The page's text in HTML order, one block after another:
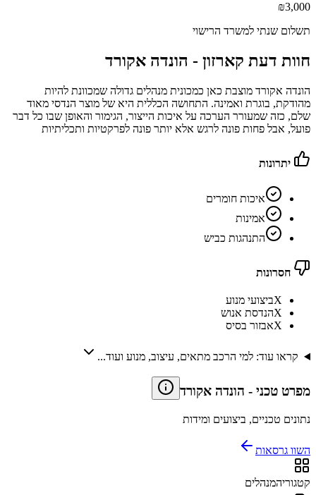
₪3,000
תשלום שנתי למשרד הרישוי
חוות דעת קארזון - הונדה אקורד
הונדה אקורד מוצבת כאן כמכונית מנהלים גדולה שמכוונת להיות
מהודקת, בוגרת ואמינה. התחושה הכללית היא של מוצר הנדסי מאוד
שלם, כזה שמעורר הערכה על איכות הייצור, הגימור והאופן שבו כל דבר
פועל, אבל פחות פונה לרגש אלא יותר פונה לפרקטיות ותכליתיות
יתרונות
איכות חומרים
אמינות
התנהגות כביש
חסרונות
Xביצועי מנוע
Xהנדסת אנוש
Xאבזור בסיס
קראו עוד: למי הרכב מתאים, עיצוב, מנוע ועוד...
מפרט טכני - הונדה אקורד
נתונים טכניים, ביצועים ומידות
השוו גרסאות
קטגוריהמנהלים